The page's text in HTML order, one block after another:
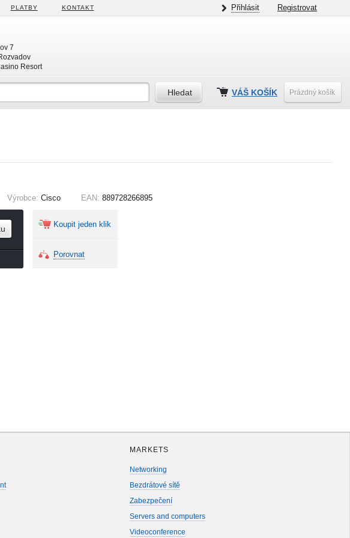
PLATBY KONTAKT Přihlásit Registrovat
7
Resort
VÁŠ KOŠÍK Prázdný košík
Výrobce: Cisco EAN: 889728266895
Koupit jeden klik
Porovnat
MARKETS
Networking
Bezdrátové sítě
Zabezpečení
Servers and computers
Videoconference